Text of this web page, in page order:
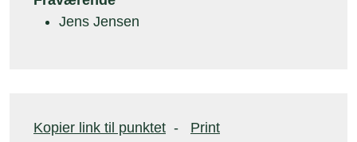
Jens Jensen
Kopier link til punktet - Print